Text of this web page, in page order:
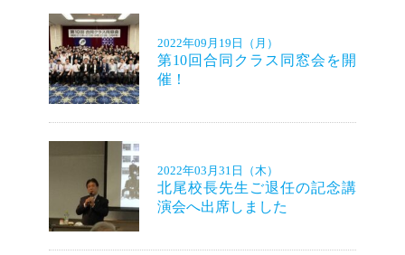
ホーム
好友日記（ブログ）
最新情報（お知らせ）
会則・部会設置規定
2022年09月19日（月）
第10回合同クラス同窓会を開
催！
2022年03月31日（木）
北尾校長先生ご退任の記念講
演会へ出席しました